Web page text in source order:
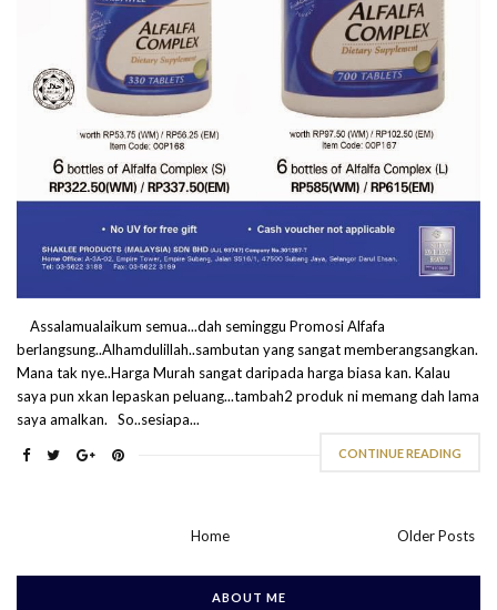
Assalamualaikum semua...dah seminggu Promosi Alfafa
berlangsung..Alhamdulillah..sambutan yang sangat memberangsangkan.
Mana tak nye..Harga Murah sangat daripada harga biasa kan. Kalau
saya pun xkan lepaskan peluang...tambah2 produk ni memang dah lama
saya amalkan. So..sesiapa...
CONTINUE READING
Older Posts
Home
ABOUT ME